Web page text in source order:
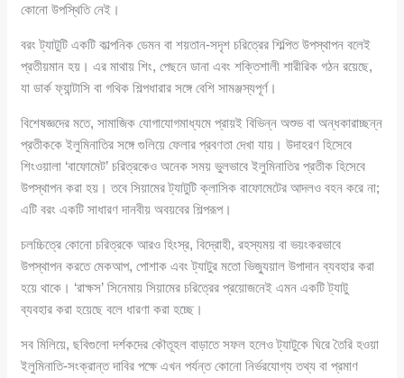
কোনো উপস্থিতি নেই।
বরং ট্যাটুটি একটি কাল্পনিক ডেমন বা শয়তান-সদৃশ চরিত্রের শিল্পিত উপস্থাপন বলেই
প্রতীয়মান হয়। এর মাথায় শিং, পেছনে ডানা এবং শক্তিশালী শারীরিক গঠন রয়েছে,
যা ডার্ক ফ্যান্টাসি বা গথিক শিল্পধারার সঙ্গে বেশি সামঞ্জস্যপূর্ণ।
বিশেষজ্ঞদের মতে, সামাজিক যোগাযোগমাধ্যমে প্রায়ই বিভিন্ন অশুভ বা অন্ধকারাচ্ছন্ন
প্রতীককে ইলুমিনাতির সঙ্গে গুলিয়ে ফেলার প্রবণতা দেখা যায়। উদাহরণ হিসেবে
শিংওয়ালা ‘বাফোমেট’ চরিত্রকেও অনেক সময় ভুলভাবে ইলুমিনাতির প্রতীক হিসেবে
উপস্থাপন করা হয়। তবে সিয়ামের ট্যাটুটি ক্লাসিক বাফোমেটের আদলও বহন করে না;
এটি বরং একটি সাধারণ দানবীয় অবয়বের শিল্পরূপ।
চলচ্চিত্রে কোনো চরিত্রকে আরও হিংস্র, বিদ্রোহী, রহস্যময় বা ভয়ংকরভাবে
উপস্থাপন করতে মেকআপ, পোশাক এবং ট্যাটুর মতো ভিজ্যুয়াল উপাদান ব্যবহার করা
হয়ে থাকে। ‘রাক্ষস’ সিনেমায় সিয়ামের চরিত্রের প্রয়োজনেই এমন একটি ট্যাটু
ব্যবহার করা হয়েছে বলে ধারণা করা হচ্ছে।
সব মিলিয়ে, ছবিগুলো দর্শকদের কৌতূহল বাড়াতে সফল হলেও ট্যাটুকে ঘিরে তৈরি হওয়া
ইলুমিনাতি-সংক্রান্ত দাবির পক্ষে এখন পর্যন্ত কোনো নির্ভরযোগ্য তথ্য বা প্রমাণ